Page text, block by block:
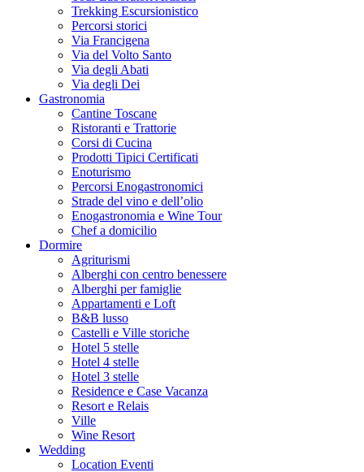
Trekking Escursionistico
Percorsi storici
Via Francigena
Via del Volto Santo
Via degli Abati
Via degli Dei
Gastronomia
Cantine Toscane
Ristoranti e Trattorie
Corsi di Cucina
Prodotti Tipici Certificati
Enoturismo
Percorsi Enogastronomici
Strade del vino e dell’olio
Enogastronomia e Wine Tour
Chef a domicilio
Dormire
Agriturismi
Alberghi con centro benessere
Alberghi per famiglie
Appartamenti e Loft
B&B lusso
Castelli e Ville storiche
Hotel 5 stelle
Hotel 4 stelle
Hotel 3 stelle
Residence e Case Vacanza
Resort e Relais
Ville
Wine Resort
Wedding
Location Eventi